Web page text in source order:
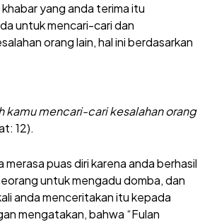
khabar yang anda terima itu
untuk mencari-cari dan
orang lain, hal ini berdasarkan
kamu mencari-cari kesalahan orang
12).
merasa puas diri karena anda berhasil
untuk mengadu domba, dan
anda menceritakan itu kepada
mengatakan, bahwa “Fulan